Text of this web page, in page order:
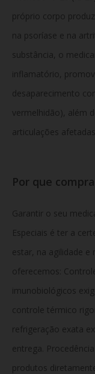
próprio corpo
na psoríase e na
substância, o
inflamatório,
desaparecimento
vermelhidão), além
articulações afetadas.
Por que
Garantir o seu
Especiais é ter a
estar, na agilidade
oferecemos:
imunobiológicos
controle térmico
refrigeração exata
entrega.
produtos